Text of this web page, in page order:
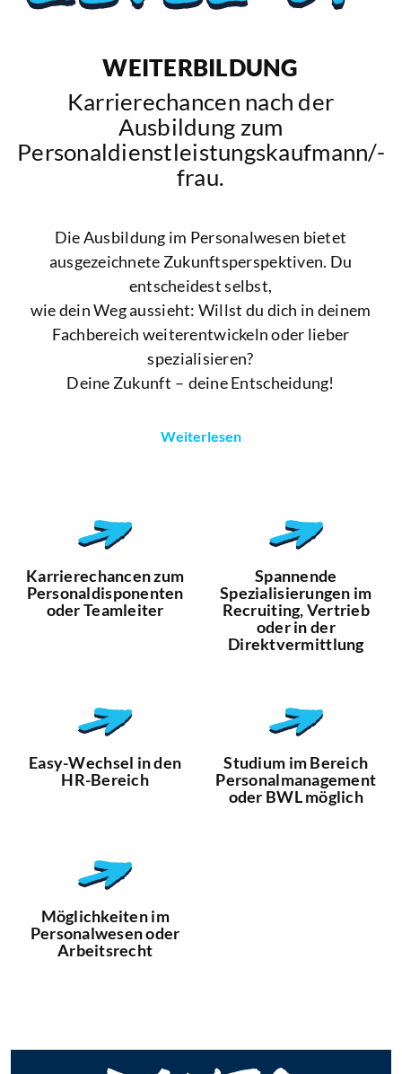
WEITERBILDUNG
Karrierechancen nach der
Ausbildung zum
Personaldienstleistungskaufmann/-
frau.
Die Ausbildung im Personalwesen bietet
ausgezeichnete Zukunftsperspektiven. Du
entscheidest selbst,
wie dein Weg aussieht: Willst du dich in deinem
Fachbereich weiterentwickeln oder lieber
spezialisieren?
Deine Zukunft – deine Entscheidung!
Weiterlesen
Karrierechancen zum
Personaldisponenten
oder Teamleiter
Spannende
Spezialisierungen im
Recruiting, ­Vertrieb
oder in der
Direktvermittlung
Easy-Wechsel in den
HR-Bereich
Studium im Bereich
Personal­management
oder BWL möglich
Möglichkeiten im
Personalwesen oder
Arbeitsrecht